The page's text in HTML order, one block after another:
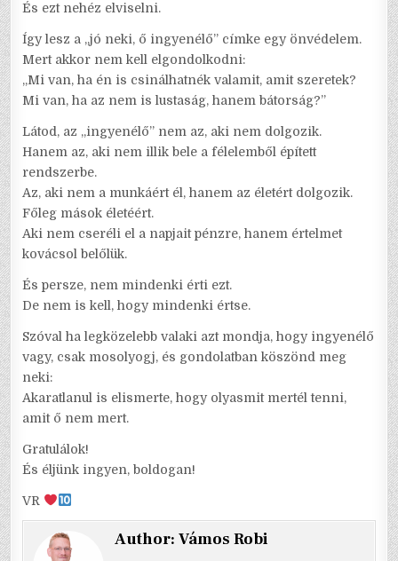
És ezt nehéz elviselni.
Így lesz a „jó neki, ő ingyenélő” címke egy önvédelem.
Mert akkor nem kell elgondolkodni:
„Mi van, ha én is csinálhatnék valamit, amit szeretek?
Mi van, ha az nem is lustaság, hanem bátorság?”
Látod, az „ingyenélő” nem az, aki nem dolgozik.
Hanem az, aki nem illik bele a félelemből épített
rendszerbe.
Az, aki nem a munkáért él, hanem az életért dolgozik.
Főleg mások életéért.
Aki nem cseréli el a napjait pénzre, hanem értelmet
kovácsol belőlük.
És persze, nem mindenki érti ezt.
De nem is kell, hogy mindenki értse.
Szóval ha legközelebb valaki azt mondja, hogy ingyenélő
vagy, csak mosolyogj, és gondolatban köszönd meg
neki:
Akaratlanul is elismerte, hogy olyasmit mertél tenni,
amit ő nem mert.
Gratulálok!
És éljünk ingyen, boldogan!
VR
Author:Vámos Robi